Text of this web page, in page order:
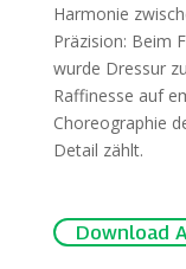
Harmonie
Präzision: Beim
wurde Dressur
Raffinesse auf
Choreographie
Detail zählt.
Download